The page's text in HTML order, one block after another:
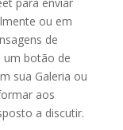
ou em
de
um botão de
sua Galeria ou
aos
a discutir.